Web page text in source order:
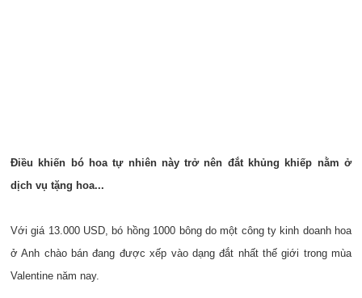
Điều khiến bó hoa tự nhiên này trở nên đắt khủng khiếp nằm ở
dịch vụ tặng hoa...
Với giá 13.000 USD, bó hồng 1000 bông do một công ty kinh doanh hoa
ở Anh chào bán đang được xếp vào dạng đắt nhất thế giới trong mùa
Valentine năm nay.